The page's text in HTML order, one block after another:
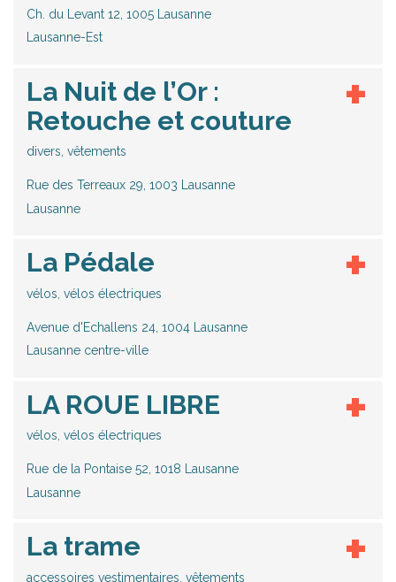
Ch. du Levant 12, 1005 Lausanne
Lausanne-Est
La Nuit de l’Or :
Retouche et couture
divers, vêtements
Rue des Terreaux 29, 1003 Lausanne
Lausanne
La Pédale
vélos, vélos électriques
Avenue d'Echallens 24, 1004 Lausanne
Lausanne centre-ville
LA ROUE LIBRE
vélos, vélos électriques
Rue de la Pontaise 52, 1018 Lausanne
Lausanne
La trame
accessoires vestimentaires, vêtements